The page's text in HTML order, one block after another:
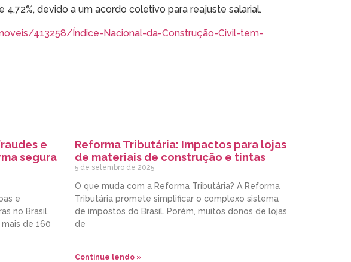
devido a um acordo coletivo para reajuste salarial.
413258/Índice-Nacional-da-Construção-Civil-tem-
e
segura
e
no Brasil.
de 160
Reforma Tributária: Impactos para lojas
de materiais de construção e tintas
5 de setembro de 2025
O que muda com a Reforma Tributária? A Reforma
Tributária promete simplificar o complexo sistema
de impostos do Brasil. Porém, muitos donos de lojas
de
Continue lendo »